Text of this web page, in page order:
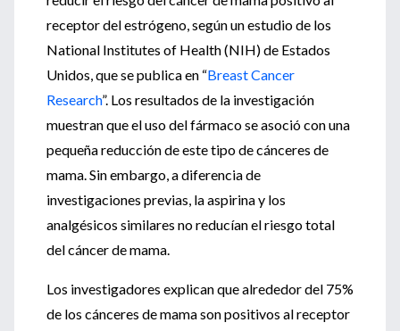
receptor del estrógeno, según un estudio de los
National Institutes of Health (NIH) de Estados
Unidos, que se publica en “Breast Cancer
Research”. Los resultados de la investigación
muestran que el uso del fármaco se asoció con una
pequeña reducción de este tipo de cánceres de
mama. Sin embargo, a diferencia de
investigaciones previas, la aspirina y los
analgésicos similares no reducían el riesgo total
del cáncer de mama.
Los investigadores explican que alrededor del 75%
de los cánceres de mama son positivos al receptor